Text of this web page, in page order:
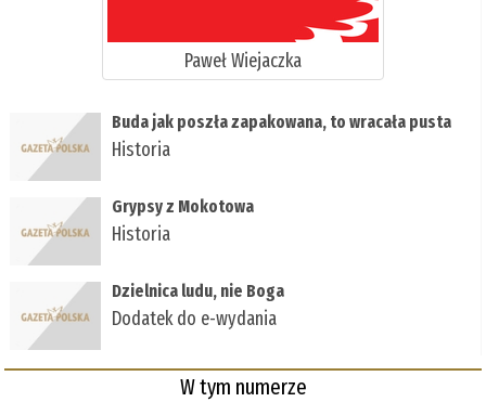
Paweł Wiejaczka
Buda jak poszła zapakowana, to wracała pusta
Historia
Grypsy z Mokotowa
Historia
Dzielnica ludu, nie Boga
Dodatek do e-wydania
W tym numerze